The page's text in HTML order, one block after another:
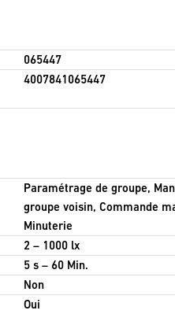
065447
4007841065447
Paramétrage de groupe,
groupe voisin, Commande
Minuterie
2 – 1000 lx
5 s – 60 Min.
Non
Oui